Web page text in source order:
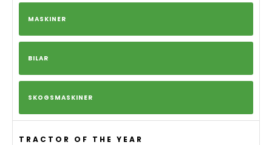
MASKINER
BILAR
SKOGSMASKINER
TRACTOR OF THE YEAR